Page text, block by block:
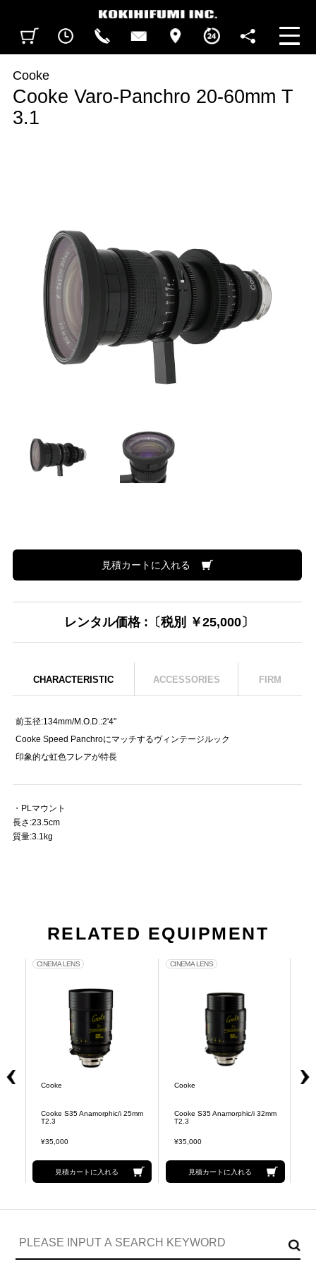
BUSINESS HOURS
FOLLOW US
Cooke
Cooke Varo-Panchro 20-60mm T
3.1
見積カートに入れる
レンタル価格 :〔税別 ￥25,000〕
CHARACTERISTIC ACCESSORIES FIRM
前玉径:134mm/M.O.D.:2'4"
Cooke Speed Panchroにマッチするヴィンテージルック
印象的な虹色フレアが特長
・PLマウント
長さ:23.5cm
質量:3.1kg
RELATED EQUIPMENT
CINEMA LENS
Cooke
Cooke S35 Anamorphic/i 25mm
T2.3
¥35,000
見積カートに入れる
CINEMA LENS
Cooke
Cooke S35 Anamorphic/i 32mm
T2.3
¥35,000
見積カートに入れる